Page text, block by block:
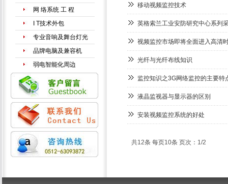
网 络系统 工 程
I T技术外包
专业音响及舞台灯光
品牌电脑及兼容机
弱电智能化周边
移动视频监控技术
英格索兰工业安防研究中心系
视频监控市场即将全面进入高清
光纤与光纤布线知识
监控知识之3G网络监控的主要特
液晶监视器与显示器的区别
安装视频监控系统的好处
共12条 每页10条 页次：1/2